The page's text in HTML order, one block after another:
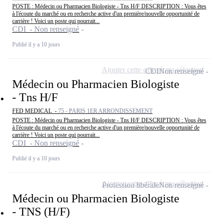
POSTE : Médecin ou Pharmacien Biologiste - Tns H/F DESCRIPTION : Vous êtes
à l'écoute du marché ou en recherche active d'un première/nouvelle opportunité de
carrière ! Voici un poste qui pourrait...
CDI - Non renseigné
Publié il y a 10 jours
Médecin ou Pharmacien Biologiste
- Tns H/F
FED MEDICAL - 75 - PARIS 1ER ARRONDISSEMENT
POSTE : Médecin ou Pharmacien Biologiste - Tns H/F DESCRIPTION : Vous êtes
à l'écoute du marché ou en recherche active d'un première/nouvelle opportunité de
carrière ! Voici un poste qui pourrait...
CDI - Non renseigné
Publié il y a 10 jours
CDINon renseigné
Ajouter cette offre à ma sélection
Médecin ou Pharmacien Biologiste
- TNS (H/F)
Profession libéraleNon renseigné
Ajouter cette offre à ma sélection